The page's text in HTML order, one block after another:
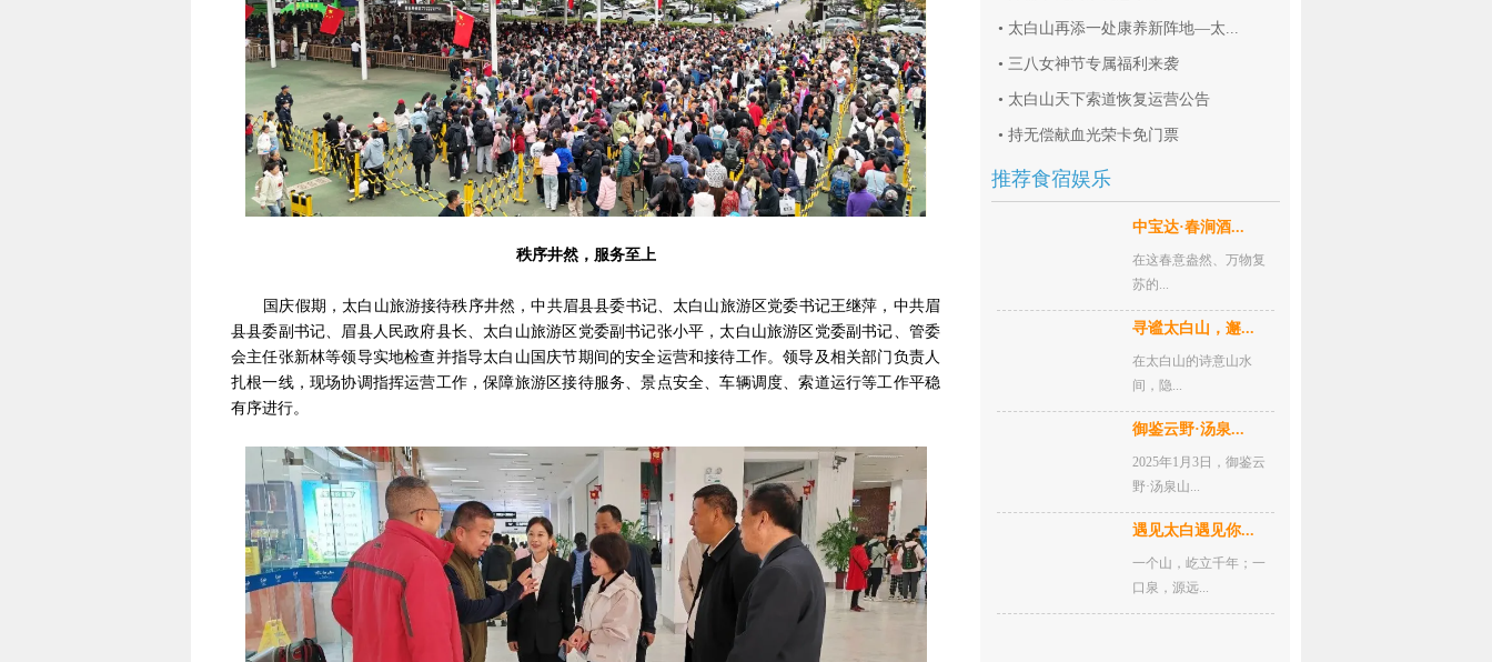
秩序井然，服务至上
国庆假期，太白山旅游接待秩序井然，中共眉县县委书记、太白山旅游区党委书记王继萍，中共眉
县县委副书记、眉县人民政府县长、太白山旅游区党委副书记张小平，太白山旅游区党委副书记、管委
会主任张新林等领导实地检查并指导太白山国庆节期间的安全运营和接待工作。领导及相关部门负责人
扎根一线，现场协调指挥运营工作，保障旅游区接待服务、景点安全、车辆调度、索道运行等工作平稳
有序进行。
• 太白山再添一处康养新阵地—太...
• 三八女神节专属福利来袭
• 太白山天下索道恢复运营公告
• 持无偿献血光荣卡免门票
推荐食宿娱乐
中宝达·春涧酒...
在这春意盎然、万物复
苏的...
寻谧太白山，邂...
在太白山的诗意山水
间，隐...
御鉴云野·汤泉...
2025年1月3日，御鉴云
野·汤泉山...
遇见太白遇见你...
一个山，屹立千年；一
口泉，源远...